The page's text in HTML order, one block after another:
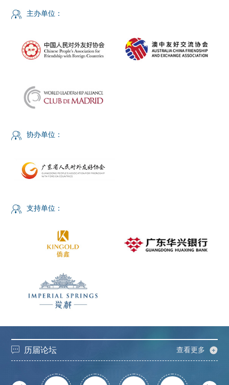
主办单位：
协办单位：
支持单位：
历届论坛 查看更多